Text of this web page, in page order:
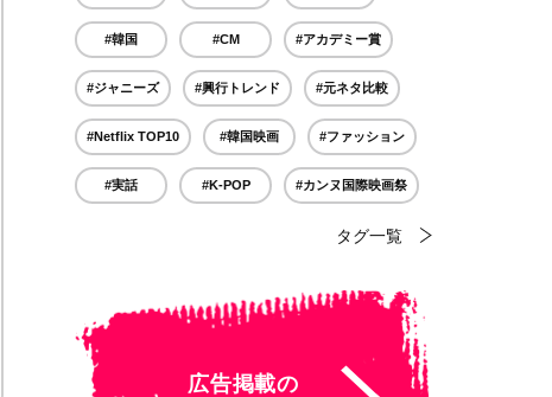
#韓国 #CM #アカデミー賞
#ジャニーズ #興行トレンド #元ネタ比較
#Netflix TOP10 #韓国映画 #ファッション
#実話 #K-POP #カンヌ国際映画祭
タグ一覧
広告掲載の